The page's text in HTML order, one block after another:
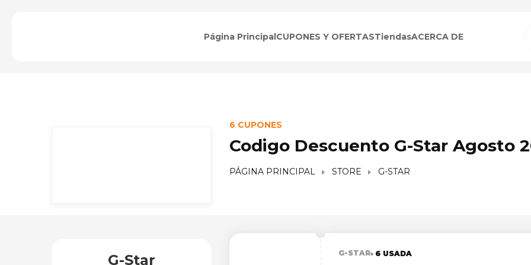
Página PrincipalCUPONES Y OFERTASTiendasACERCA DE
6 CUPONES
Codigo Descuento G-Star Agosto
PÁGINA PRINCIPAL STORE G-STAR
G-STAR 6 USADA
G-Star